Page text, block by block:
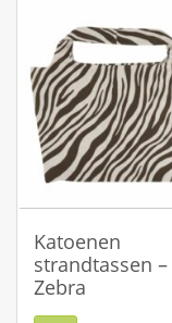
Katoenen
strandtassen –
Zebra